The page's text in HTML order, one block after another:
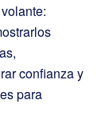
confianza y
para